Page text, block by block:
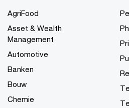
AgriFood
Asset & Wealth
Management
Automotive
Banken
Bouw
Chemie